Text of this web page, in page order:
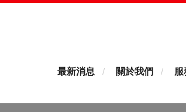
最新消息 關於我們 服